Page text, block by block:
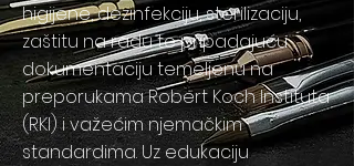
higijene, dezinfekciju, sterilizaciju,
zaštitu na radu te pripadajuću
dokumentaciju temeljenu na
preporukama Robert Koch Instituta
(RKI) i važećim njemačkim
standardima. Uz edukaciju